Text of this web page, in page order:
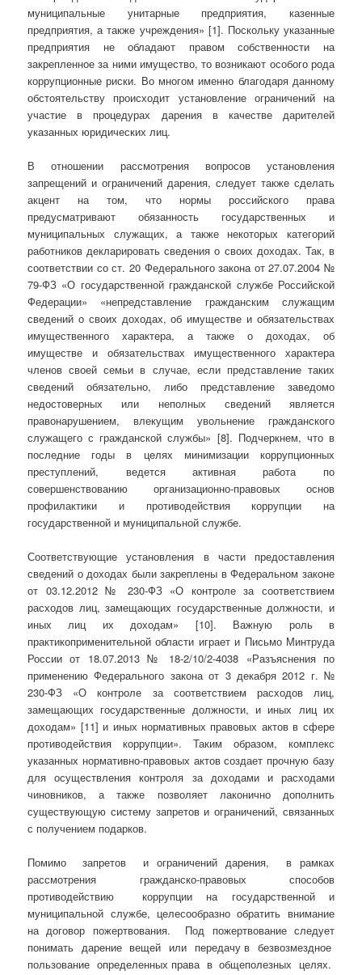
муниципальные унитарные предприятия, казенные
предприятия, а также учреждения» [1]. Поскольку указанные
предприятия не обладают правом собственности на
закрепленное за ними имущество, то возникают особого рода
коррупционные риски. Во многом именно благодаря данному
обстоятельству происходит установление ограничений на
участие в процедурах дарения в качестве дарителей
указанных юридических лиц.
В отношении рассмотрения вопросов установления
запрещений и ограничений дарения, следует также сделать
акцент на том, что нормы российского права
предусматривают обязанность государственных и
муниципальных служащих, а также некоторых категорий
работников декларировать сведения о своих доходах. Так, в
соответствии со ст. 20 Федерального закона от 27.07.2004 №
79-ФЗ «О государственной гражданской службе Российской
Федерации» «непредставление гражданским служащим
сведений о своих доходах, об имуществе и обязательствах
имущественного характера, а также о доходах, об
имуществе и обязательствах имущественного характера
членов своей семьи в случае, если представление таких
сведений обязательно, либо представление заведомо
недостоверных или неполных сведений является
правонарушением, влекущим увольнение гражданского
служащего с гражданской службы» [8]. Подчеркнем, что в
последние годы в целях минимизации коррупционных
преступлений, ведется активная работа по
совершенствованию организационно-правовых основ
профилактики и противодействия коррупции на
государственной и муниципальной службе.
Соответствующие установления в части предоставления
сведений о доходах были закреплены в Федеральном законе
от 03.12.2012 № 230-ФЗ «О контроле за соответствием
расходов лиц, замещающих государственные должности, и
иных лиц их доходам» [10]. Важную роль в
практикоприменительной области играет и Письмо Минтруда
России от 18.07.2013 № 18-2/10/2-4038 «Разъяснения по
применению Федерального закона от 3 декабря 2012 г. №
230-ФЗ «О контроле за соответствием расходов лиц,
замещающих государственные должности, и иных лиц их
доходам» [11] и иных нормативных правовых актов в сфере
противодействия коррупции». Таким образом, комплекс
указанных нормативно-правовых актов создает прочную базу
для осуществления контроля за доходами и расходами
чиновников, а также позволяет лаконично дополнить
существующую систему запретов и ограничений, связанных
с получением подарков.
Помимо запретов и ограничений дарения, в рамках
рассмотрения гражданско-правовых способов
противодействию коррупции на государственной и
муниципальной службе, целесообразно обратить внимание
на договор пожертвования. Под пожертвование следует
понимать дарение вещей или передачу в безвозмездное
пользование определенных права в общеполезных целях.